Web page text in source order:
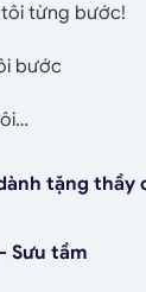
từng bước!
bước
tặng thầy
Sưu tầm